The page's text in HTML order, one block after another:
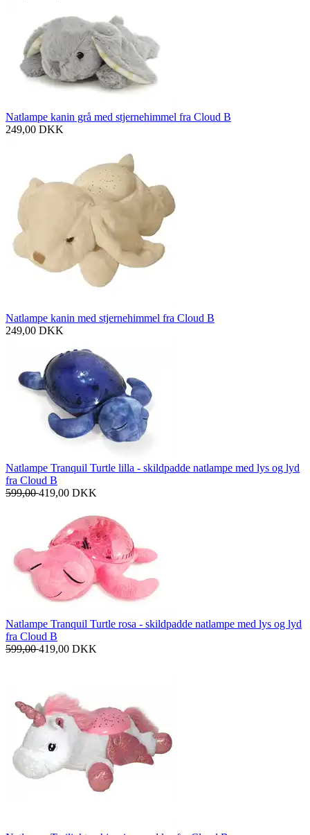
Natlampe kanin grå med stjernehimmel fra Cloud B
249,00 DKK
Natlampe kanin med stjernehimmel fra Cloud B
249,00 DKK
Natlampe Tranquil Turtle lilla - skildpadde natlampe med lys og lyd
fra Cloud B
599,00419,00 DKK
Natlampe Tranquil Turtle rosa - skildpadde natlampe med lys og lyd
fra Cloud B
599,00419,00 DKK